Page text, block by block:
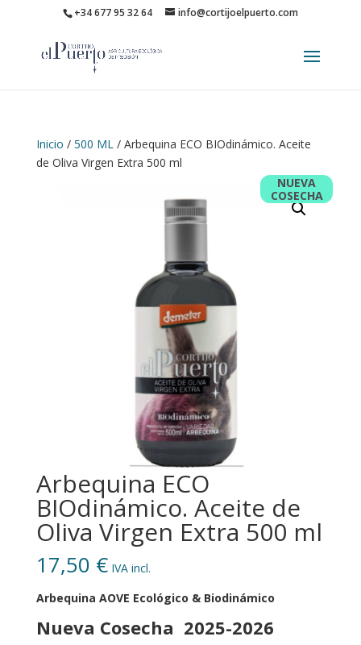
+34 677 95 32 64 info@cortijoelpuerto.com
Inicio / 500 ML/ Arbequina ECO BIOdinámico. Aceite
de Oliva Virgen Extra 500 ml
NUEVA
COSECHA
Arbequina ECO
BIOdinámico. Aceite de
Oliva Virgen Extra 500 ml
17,50 € IVA incl.
Arbequina AOVE Ecológico & Biodinámico
Nueva Cosecha 2025-2026